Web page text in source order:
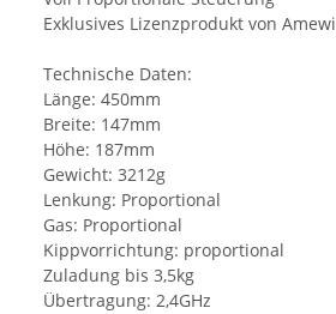
Exklusives Lizenzprodukt von Amewi
Technische Daten:
Länge: 450mm
Breite: 147mm
Höhe: 187mm
Gewicht: 3212g
Lenkung: Proportional
Gas: Proportional
Kippvorrichtung: proportional
Zuladung bis 3,5kg
Übertragung: 2,4GHz